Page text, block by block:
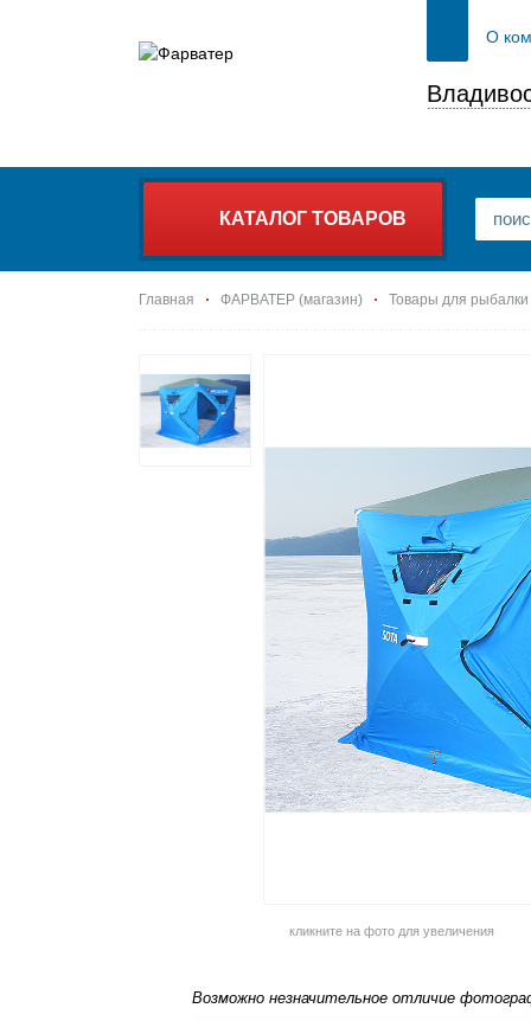
О
КАТАЛОГ ТОВАРОВ
Главная ФАРВАТЕР (магазин) Товары для рыбалки
кликните на фото для увеличения
Возможно незначительное отличие